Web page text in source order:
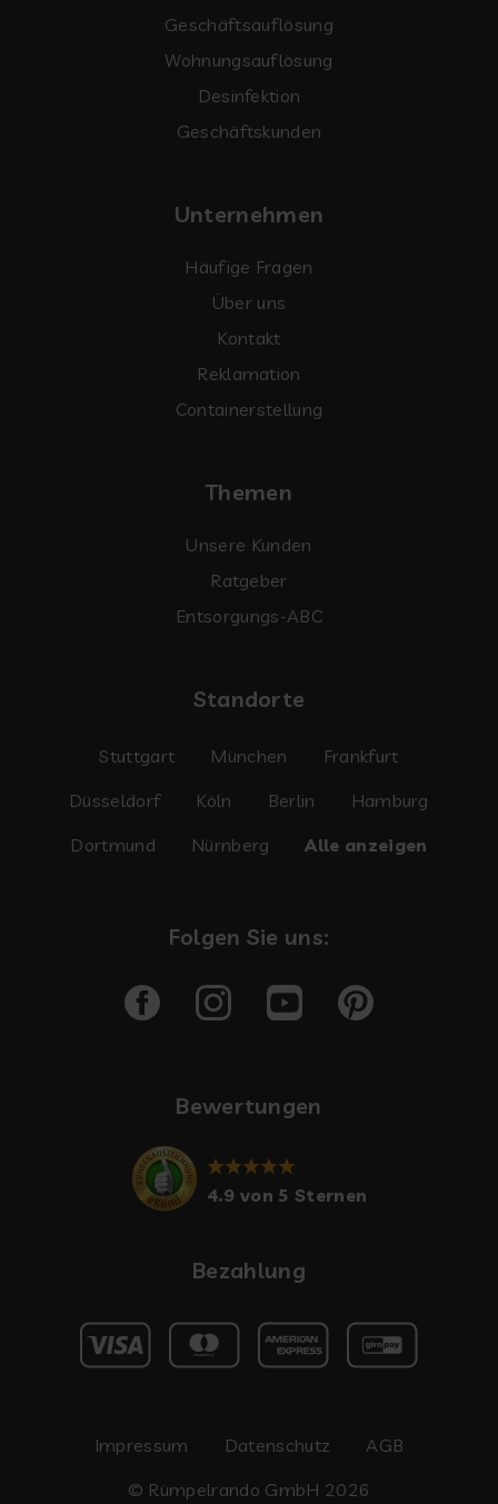
Geschäftsauflösung
Wohnungsauflösung
Desinfektion
Geschäftskunden
Unternehmen
Häufige Fragen
Über uns
Kontakt
Reklamation
Containerstellung
Themen
Unsere Kunden
Ratgeber
Entsorgungs-ABC
Standorte
Stuttgart München
Frankfurt
Düsseldorf
Köln Berlin
Hamburg
Dortmund
Nürnberg Alle anzeigen
Folgen Sie uns:
Bewertungen
4.9 von 5 Sternen
Bezahlung
Impressum Datenschutz
AGB
© Rümpelrando GmbH 2026